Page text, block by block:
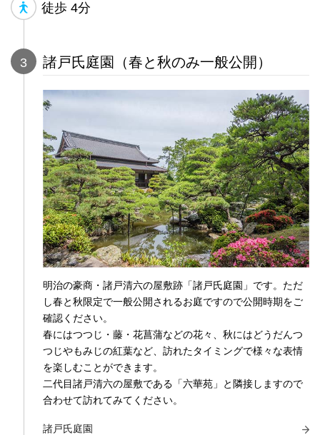
徒歩 4分
3 諸戸氏庭園（春と秋のみ一般公開）
明治の豪商・諸戸清六の屋敷跡「諸戸氏庭園」です。ただ
し春と秋限定で一般公開されるお庭ですので公開時期をご
確認ください。
春にはつつじ・藤・花菖蒲などの花々、秋にはどうだんつ
つじやもみじの紅葉など、訪れたタイミングで様々な表情
を楽しむことができます。
二代目諸戸清六の屋敷である「六華苑」と隣接しますので
合わせて訪れてみてください。
諸戸氏庭園